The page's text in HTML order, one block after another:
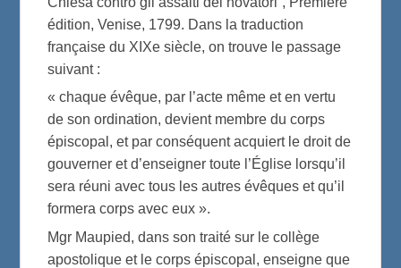
édition, Venise, 1799. Dans la traduction
française du XIXe siècle, on trouve le passage
suivant :
« chaque évêque, par l’acte même et en vertu
de son ordination, devient membre du corps
épiscopal, et par conséquent acquiert le droit de
gouverner et d’enseigner toute l’Église lorsqu’il
sera réuni avec tous les autres évêques et qu’il
formera corps avec eux ».
Mgr Maupied, dans son traité sur le collège
apostolique et le corps épiscopal, enseigne que